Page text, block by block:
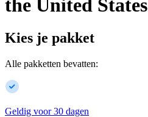
the United States
Kies je pakket
Alle pakketten bevatten:
Geldig voor 30 dagen